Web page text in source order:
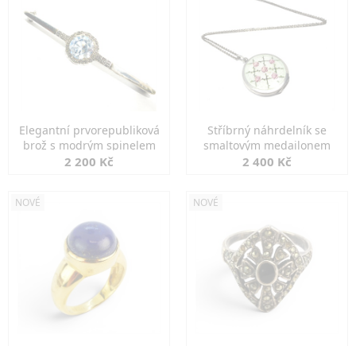
Elegantní prvorepubliková
brož s modrým spinelem
2 200 Kč
Stříbrný náhrdelník se
smaltovým medailonem
2 400 Kč
NOVÉ NOVÉ